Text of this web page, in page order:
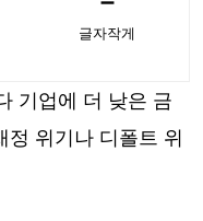
글자작게
기업에 더 낮은 금
위기나 디폴트 위